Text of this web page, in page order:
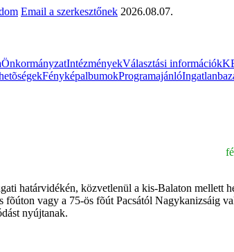
Email a szerkesztőnek 2026.08.07.
ÖnkormányzatIntézményekVálasztási információk
FényképalbumokProgramajánló
határvidékén, közvetlenül a kis-Balaton mellett
vagy a 75-ös fõút Pacsától Nagykanizsáig
nyújtanak.